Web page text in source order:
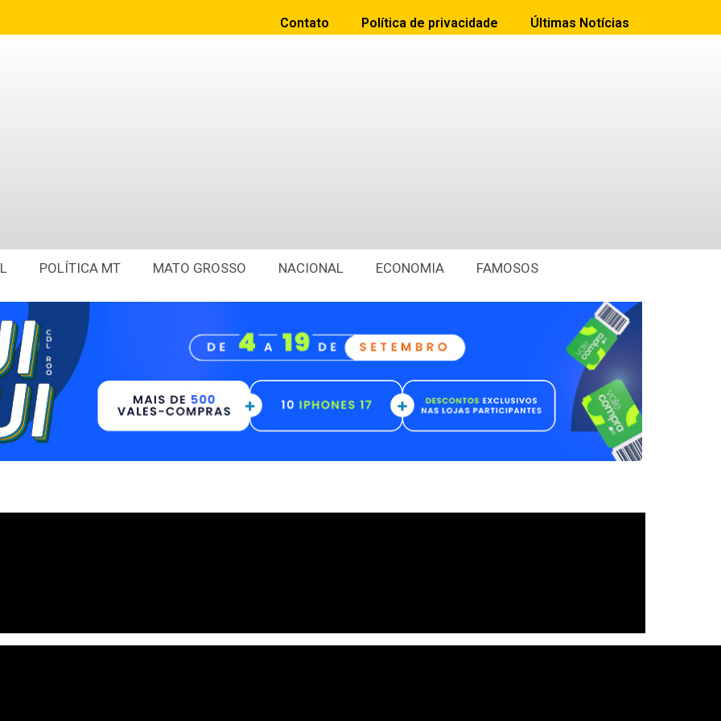
Contato Política de privacidade Últimas Notícias
POLÍTICA MT MATO GROSSO NACIONAL ECONOMIA FAMOSOS